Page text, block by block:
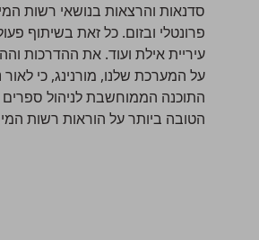
סדנאות והרצאות בנושאי רשות
פרונטלי ובזום. כל זאת בשיתוף
עיריית אילת ועוד. את ההדרכות
על המערכת שלנו, מורנינג, כי לאור
התוכנה הממוחשבת לניהול ספרים
הטובה ביותר על הוראות רשות